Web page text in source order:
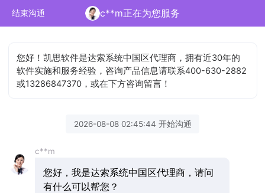
结束沟通 c**m正在为您服务
您好！凯思软件是达索系统中国区代理商，拥有近30年的
软件实施和服务经验，咨询产品信息请联系400-630-2882
或13286847370，或在下方咨询留言！
2026-08-08 02:45:44 开始沟通
c**m
您好，我是达索系统中国区代理商，请问
有什么可以帮您？